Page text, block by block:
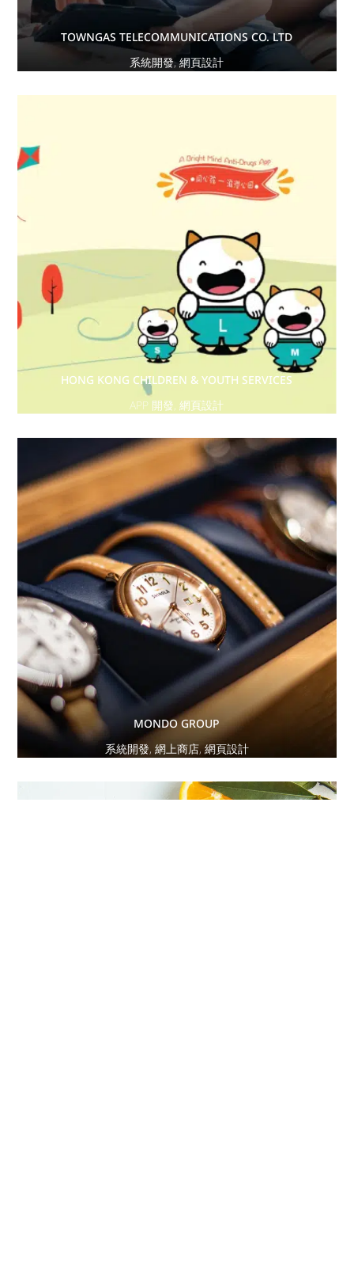
TOWNGAS TELECOMMUNICATIONS CO. LTD
系統開發,網頁設計
HONG KONG CHILDREN & YOUTH SERVICES
APP 開發,網頁設計
MONDO GROUP
系統開發, 網上商店,網頁設計